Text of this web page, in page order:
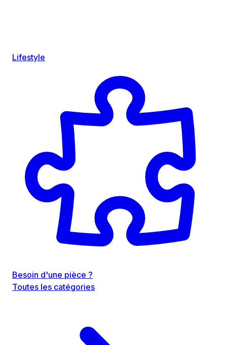
Lifestyle
Besoin d'une pièce ?
Toutes les catégories